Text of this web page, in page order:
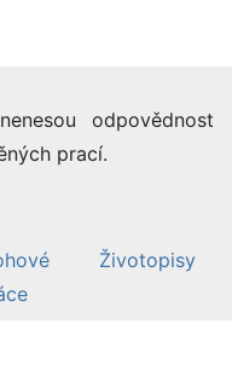
odpovědnost
prací.
Životopisy